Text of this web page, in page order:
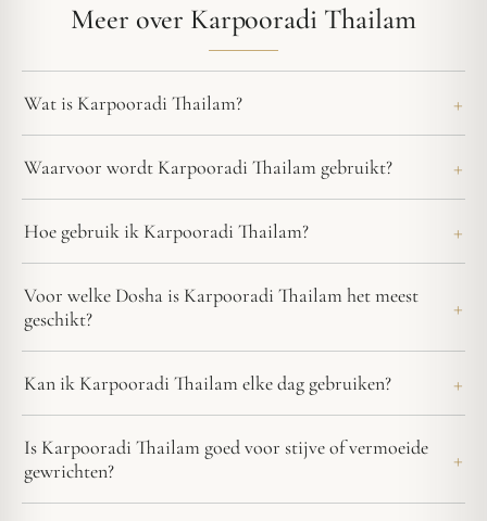
Meer over Karpooradi Thailam
Wat is Karpooradi Thailam?
Waarvoor wordt Karpooradi Thailam gebruikt?
Hoe gebruik ik Karpooradi Thailam?
Voor welke Dosha is Karpooradi Thailam het meest
geschikt?
Kan ik Karpooradi Thailam elke dag gebruiken?
Is Karpooradi Thailam goed voor stijve of vermoeide
gewrichten?